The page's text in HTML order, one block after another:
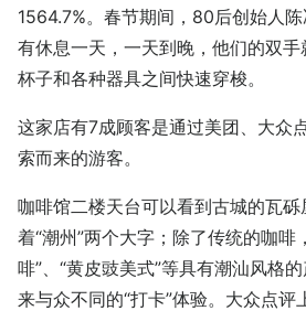
1564.7%。春节期间，80后创始人
有休息一天，一天到晚，他们的双手
杯子和各种器具之间快速穿梭。
这家店有7成顾客是通过美团、大众
索而来的游客。
咖啡馆二楼天台可以看到古城的瓦
着“潮州”两个大字；除了传统的咖啡
啡”、“黄皮豉美式”等具有潮汕风格
来与众不同的“打卡”体验。大众点评